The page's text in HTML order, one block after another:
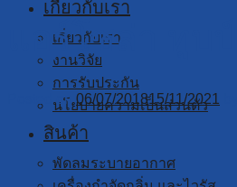
เกี่ยวกับเรา
เกี่ยวกับเรา
งานวิจัย
การรับประกัน
นโยบายความเป็นส่วนตัว
สินค้า
พัดลมระบายอากาศ
แอร์โซล่า ทูบ
Posted on06/07/201815/11/2021